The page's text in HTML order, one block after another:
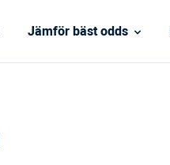
Jämför bäst odds